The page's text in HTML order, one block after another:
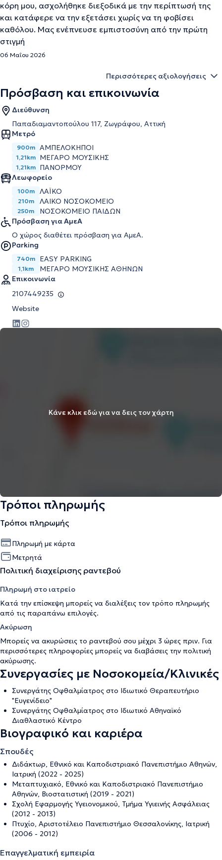
κόρη μου, ασχολήθηκε διεξοδικά με την περίπτωσή της
και κατάφερε να την εξετάσει χωρίς να τη φοβίσει
καθόλου. Μας ενέπνευσε εμπιστοσύνη από την πρώτη
στιγμή
06 Μαΐου 2026
Περισσότερες αξιολογήσεις
Πρόσβαση και επικοινωνία
Διεύθυνση
Παπαδιαμαντοπούλου 117, Ζωγράφου, Αττική
Μετρό
900m ΑΜΠΕΛΌΚΗΠΟΙ
1,21km ΜΈΓΑΡΟ ΜΟΥΣΙΚΉΣ
1,21km ΠΑΝΌΡΜΟΥ
Λεωφορείο
100m ΛΑΪΚΟ
210m ΛΑΙΚΟ ΝΟΣΟΚΟΜΕΙΟ
250m
ΝΟΣΟΚΟΜΕΙΟ ΠΑΙΔΩΝ
Πρόσβαση για ΑμεΑ
Ο χώρος διαθέτει πρόσβαση για ΑμεΑ.
Parking
740m EASY PARKING
1,1km
ΜΕΓΆΡΟ ΜΟΥΣΙΚΉΣ ΑΘΗΝΏΝ
Επικοινωνία
2107449235
Website
Κάνε κλικ εδώ για να δεις τον χάρτη
Τρόποι πληρωμής
Τρόποι πληρωμής
Πληρωμή με κάρτα
Μετρητά
Πολιτική διαχείρισης ραντεβού
Πληρωμή στο ιατρείο
Κατά την επίσκεψη μπορείς να διαλέξεις τον τρόπο πληρωμής
από τις παραπάνω επιλογές.
Ακύρωση
Μπορείς να ακυρώσεις το ραντεβού σου μέχρι 3 ώρες πριν. Για
περισσότερες πληροφορίες μπορείς να διαβάσεις την πολιτική
ακύρωσης.
Συνεργασίες με Νοσοκομεία/Κλινικές
Συνεργάτης Οφθαλμίατρος στο Ιδιωτικό Θεραπευτήριο
"Ευγενίδειο"
Συνεργάτης Οφθαλμίατρος στο Ιδιωτικό Αθηναϊκό
Διαθλαστικό Κέντρο
Βιογραφικό και καριέρα
Σπουδές
Διδάκτωρ, Εθνικό και Καποδιστριακό Πανεπιστήμιο Αθηνών,
Ιατρική (2022 - 2025)
Μεταπτυχιακό, Εθνικό και Καποδιστριακό Πανεπιστήμιο
Αθηνών, Βιοστατιστική (2019 - 2021)
Σχολή Εφαρμογής Υγειονομικού, Τμήμα Υγιεινής Ασφάλειας
(2012 - 2013)
Πτυχίο, Αριστοτέλειο Πανεπιστήμιο Θεσσαλονίκης, Ιατρική
(2006 - 2012)
Επαγγελματική εμπειρία